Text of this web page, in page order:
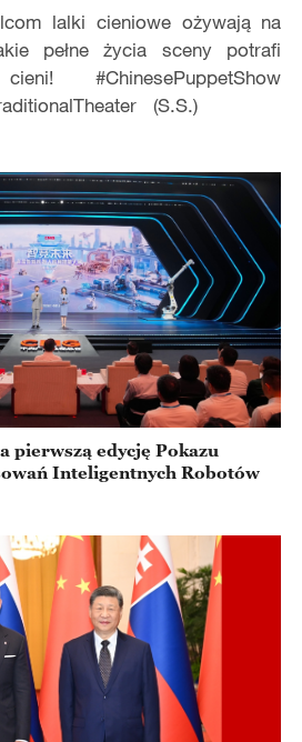
lalki cieniowe ożywają na
pełne życia sceny potrafi
#ChinesePuppetShow
(S.S.)
pierwszą edycję Pokazu
Inteligentnych Robotów